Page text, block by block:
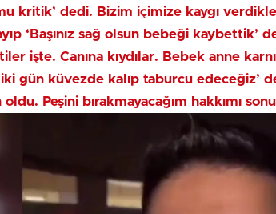
kritik’ dedi. Bizim içimize kaygı
‘Başınız sağ olsun bebeği kaybettik’
işte. Canına kıydılar. Bebek anne
gün küvezde kalıp taburcu edeceğiz’
Peşini bırakmayacağım hakkımı